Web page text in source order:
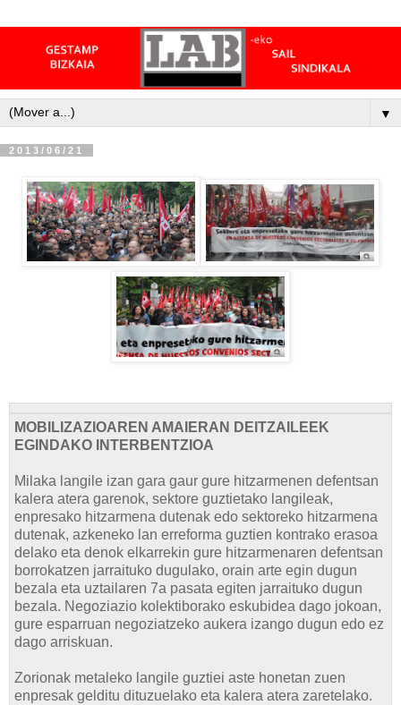
▼
2013/06/21
MOBILIZAZIOAREN AMAIERAN DEITZAILEEK
EGINDAKO INTERBENTZIOA
Milaka langile izan gara gaur gure hitzarmenen defentsan
kalera atera garenok, sektore guztietako langileak,
enpresako hitzarmena dutenak edo sektoreko hitzarmena
dutenak, azkeneko lan erreforma guztien kontrako erasoa
delako eta denok elkarrekin gure hitzarmenaren defentsan
borrokatzen jarraituko dugulako, orain arte egin dugun
bezala eta uztailaren 7a pasata egiten jarraituko dugun
bezala. Negoziazio kolektiborako eskubidea dago jokoan,
gure esparruan negoziatzeko aukera izango dugun edo ez
dago arriskuan.
Zorionak metaleko langile guztiei aste honetan zuen
enpresak gelditu dituzuelako eta kalera atera zaretelako.